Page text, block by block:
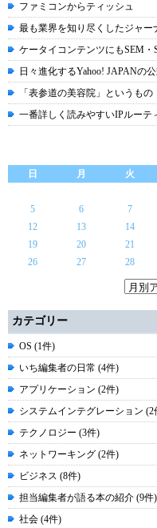
ファミコンからティッシュ
最も業界を知り尽くしたジャ
ケータイコンテンツにもSEM・
日々進化するYahoo! JAPANの
「表参道の美容院」というもの
一番詳しく読みやすいIPルーテ
日
月 火
5
6 7
12
13 14
19
20 21
26
27 28
カテゴリー
OS (1件)
いち編集者の日常 (4件)
アプリケーション (2件)
システムインテグレーション (2
テクノロジー (3件)
ネットワーキング (2件)
ビジネス (8件)
担当編集者が語る本の紹介 (9件)
社会 (4件)